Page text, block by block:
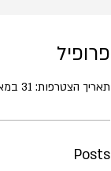
פרופיל
תאריך הצטרפות: 31 במאי 2021
Posts